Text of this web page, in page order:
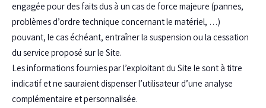
engagée pour des faits dus à un cas de force majeure (pannes,
problèmes d’ordre technique concernant le matériel, …)
pouvant, le cas échéant, entraîner la suspension ou la cessation
du service proposé sur le Site.
Les informations fournies par l’exploitant du Site le sont à titre
indicatif et ne sauraient dispenser l’utilisateur d’une analyse
complémentaire et personnalisée.